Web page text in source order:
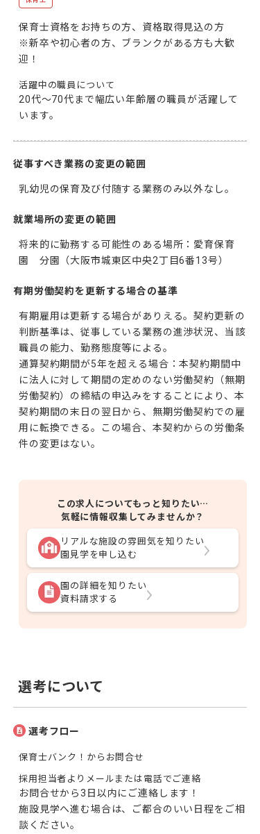
保育士資格をお持ちの方、資格取得見込の方
※新卒や初心者の方、ブランクがある方も大歓
迎！
活躍中の職員について
20代～70代まで幅広い年齢層の職員が活躍して
います。
従事すべき業務の変更の範囲
乳幼児の保育及び付随する業務のみ以外なし。
就業場所の変更の範囲
将来的に勤務する可能性のある場所：愛育保育
園　分園（大阪市城東区中央2丁目6番13号）
有期労働契約を更新する場合の基準
有期雇用は更新する場合がありえる。契約更新の
判断基準は、従事している業務の進渉状況、当該
職員の能力、勤務態度等による。
通算契約期間が5年を超える場合：本契約期間中
に法人に対して期間の定めのない労働契約（無期
労働契約）の締結の申込みをすることにより、本
契約期間の末日の翌日から、無期労働契約での雇
用に転換できる。この場合、本契約からの労働条
件の変更はない。
この求人についてもっと知りたい…
気軽に情報収集してみませんか？
リアルな施設の雰囲気を知りたい
園見学を申し込む
園の詳細を知りたい
資料請求する
選考について
選考フロー
保育士バンク！からお問合せ
採用担当者よりメールまたは電話でご連絡
お問合せから3日以内にご連絡します！
施設見学へ進む場合は、ご都合のいい日程をご相
談ください。